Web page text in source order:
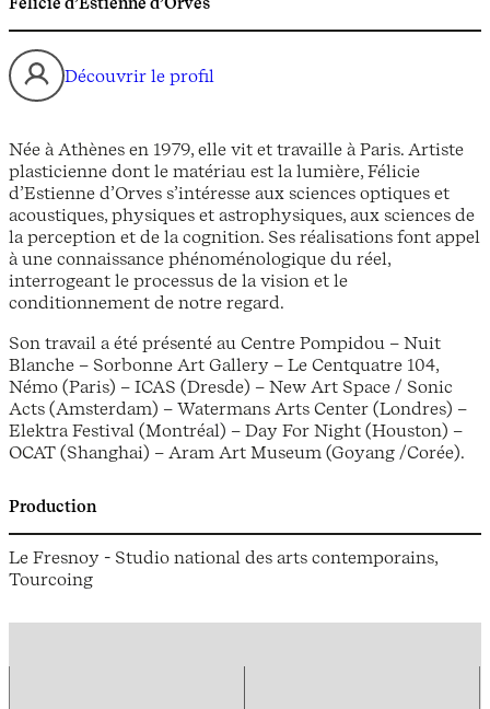
Découvrir le profil
Née à Athènes en 1979, elle vit et travaille à Paris. Artiste
plasticienne dont le matériau est la lumière, Félicie
d’Estienne d’Orves s’intéresse aux sciences optiques et
acoustiques, physiques et astrophysiques, aux sciences de
la perception et de la cognition. Ses réalisations font appel
à une connaissance phénoménologique du réel,
interrogeant le processus de la vision et le
conditionnement de notre regard.
Son travail a été présenté au Centre Pompidou – Nuit
Blanche – Sorbonne Art Gallery – Le Centquatre 104,
Némo (Paris) – ICAS (Dresde) – New Art Space / Sonic
Acts (Amsterdam) – Watermans Arts Center (Londres) –
Elektra Festival (Montréal) – Day For Night (Houston) –
OCAT (Shanghai) – Aram Art Museum (Goyang /Corée).
Production
Le Fresnoy - Studio national des arts contemporains,
Tourcoing